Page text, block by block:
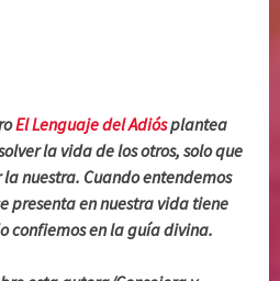
El Lenguaje del Adiósplantea
la vida de los otros, solo que
nuestra. Cuando entendemos
presenta en nuestra vida tiene
confiemos en la guía divina.